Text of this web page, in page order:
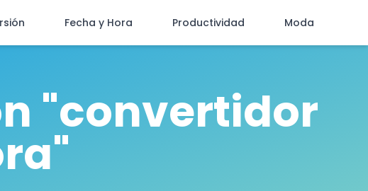
Fecha y Hora Productividad Moda
"convertidor